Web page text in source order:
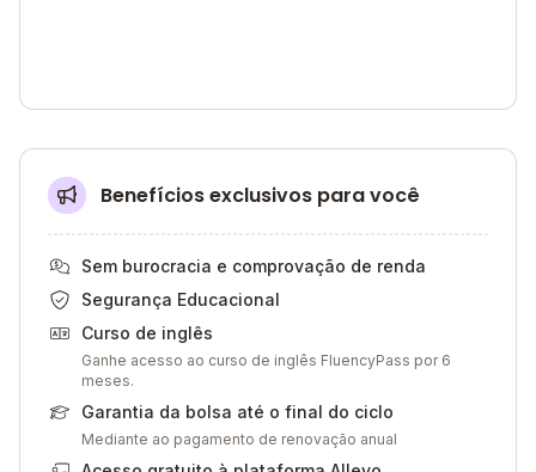
Benefícios exclusivos para você
Sem burocracia e comprovação de renda
Segurança Educacional
Curso de inglês
Ganhe acesso ao curso de inglês FluencyPass por 6
meses.
Garantia da bolsa até o final do ciclo
Mediante ao pagamento de renovação anual